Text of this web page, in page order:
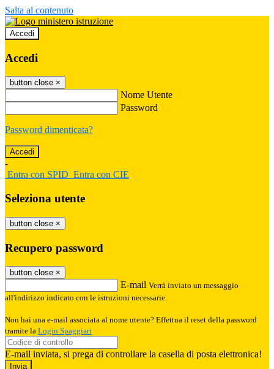
Salta al contenuto
Accedi
Accedi
button close ×
Nome Utente
Password
Password dimenticata?
-
Entra con SPID Entra con CIE
Seleziona utente
button close ×
Recupero password
button close ×
E-mail Verrà inviato un messaggio
all'indirizzo indicato con le istruzioni necessarie.
Non hai una e-mail associata al nome utente? Effettua il reset della password
tramite la Login Spaggiari
E-mail inviata, si prega di controllare la casella di posta elettronica!